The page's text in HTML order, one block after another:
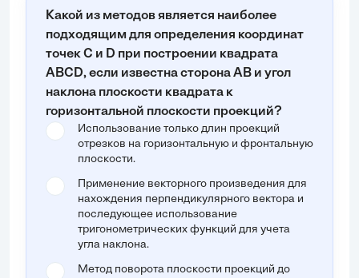
Какой из методов является наиболее
подходящим для определения координат
точек C и D при построении квадрата
ABCD, если известна сторона AB и угол
наклона плоскости квадрата к
горизонтальной плоскости проекций?
Использование только длин проекций
отрезков на горизонтальную и фронтальную
плоскости.
Применение векторного произведения для
нахождения перпендикулярного вектора и
последующее использование
тригонометрических функций для учета
угла наклона.
Метод поворота плоскости проекций до